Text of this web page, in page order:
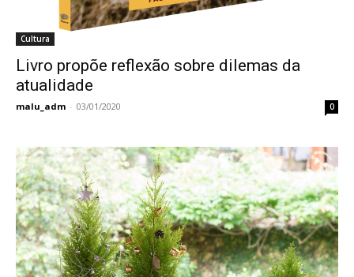
Cultura
Livro propõe reflexão sobre dilemas da
atualidade
malu_adm - 03/01/2020 0